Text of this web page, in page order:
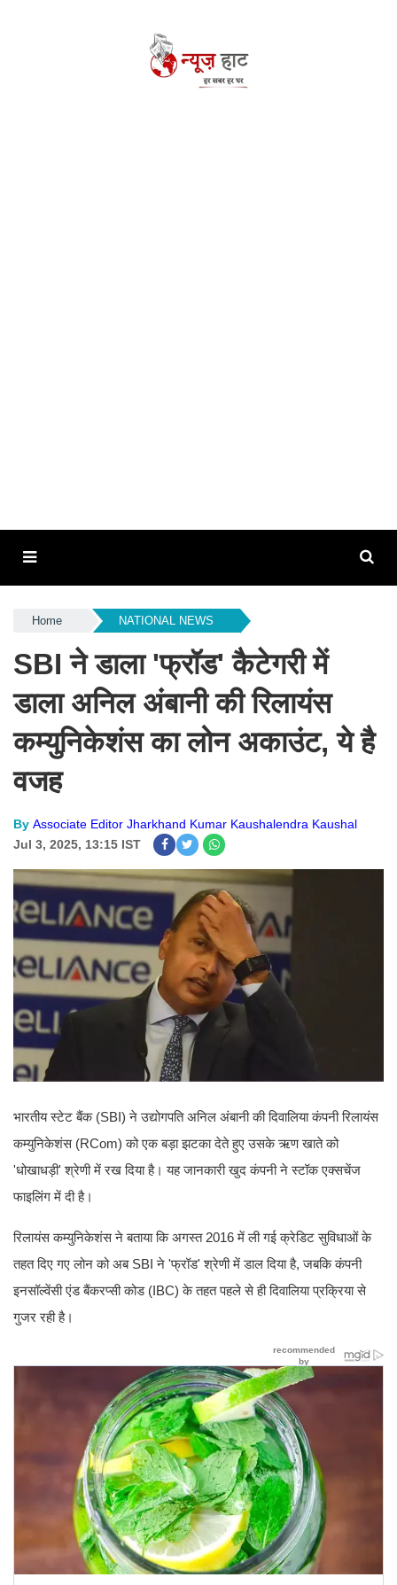
Home NATIONAL NEWS
SBI ने डाला 'फ्रॉड' कैटेगरी में
डाला अनिल अंबानी की रिलायंस
कम्युनिकेशंस का लोन अकाउंट, ये है
वजह
By Associate Editor Jharkhand Kumar Kaushalendra Kaushal
Jul 3, 2025, 13:15 IST
भारतीय स्टेट बैंक (SBI) ने उद्योगपति अनिल अंबानी की दिवालिया कंपनी रिलायंस
कम्युनिकेशंस (RCom) को एक बड़ा झटका देते हुए उसके ऋण खाते को
'धोखाधड़ी' श्रेणी में रख दिया है। यह जानकारी खुद कंपनी ने स्टॉक एक्सचेंज
फाइलिंग में दी है।
रिलायंस कम्युनिकेशंस ने बताया कि अगस्त 2016 में ली गई क्रेडिट सुविधाओं के
तहत दिए गए लोन को अब SBI ने 'फ्रॉड' श्रेणी में डाल दिया है, जबकि कंपनी
इनसॉल्वेंसी एंड बैंकरप्सी कोड (IBC) के तहत पहले से ही दिवालिया प्रक्रिया से
गुजर रही है।